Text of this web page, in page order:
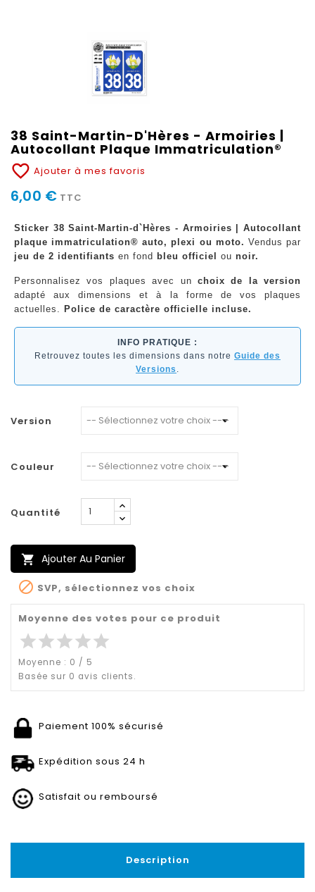
38 Saint-Martin-D'Hères - Armoiries |
Autocollant Plaque Immatriculation®
favorite_border Ajouter à mes favoris
6,00 € TTC
Sticker 38 Saint-Martin-d`Hères - Armoiries | Autocollant
plaque immatriculation® auto, plexi ou moto. Vendus par
jeu de 2 identifiants en fond bleu officiel ou noir.
Personnalisez vos plaques avec un choix de la version
adapté aux dimensions et à la forme de vos plaques
actuelles. Police de caractère officielle incluse.
INFO PRATIQUE :
Retrouvez toutes les dimensions dans notre Guide des
Versions .
Version
Couleur
Quantité
 Ajouter Au Panier
 SVP, sélectionnez vos choix
Moyenne des votes pour ce produit
starstarstarstarstar
Moyenne : 0 / 5
Basée sur 0 avis clients.
Paiement 100% sécurisé
Expédition sous 24 h
Satisfait ou remboursé
Description